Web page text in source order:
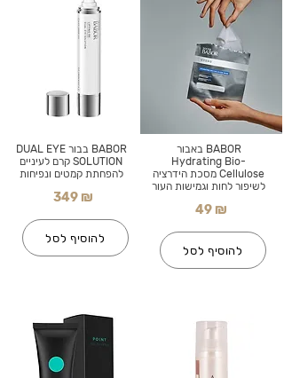
BABOR בבור DUAL EYE
SOLUTION קרם לעיניים
להפחתת קמטים ונפיחות
349 ₪
להוסיף לסל
BABOR באבור
Hydrating Bio-
Cellulose מסכת הידרציה
לשיפור לחות וגמישות העור
49 ₪
להוסיף לסל